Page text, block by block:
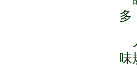
多
味